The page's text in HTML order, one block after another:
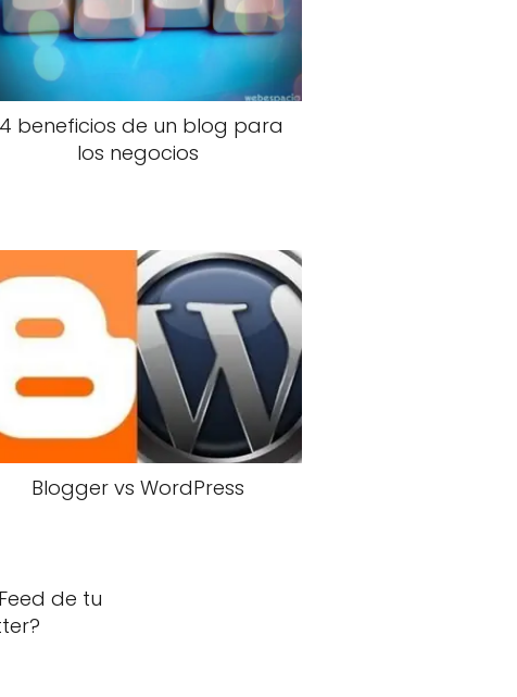
beneficios de un blog para
los negocios
Blogger vs WordPress
de tu